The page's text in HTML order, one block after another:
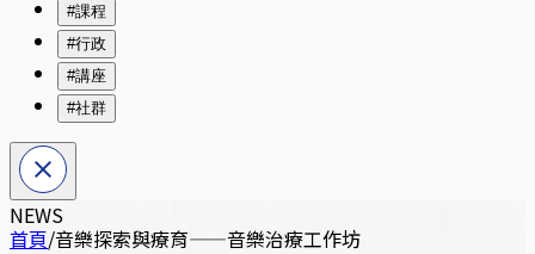
#課程
#行政
#講座
#社群
NEWS
首頁/音樂探索與療育——音樂治療工作坊